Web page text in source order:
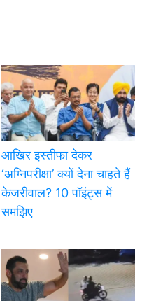
आखिर इस्तीफा देकर
‘अग्निपरीक्षा’ क्यों देना चाहते हैं
केजरीवाल? 10 पॉइंट्स में
समझिए